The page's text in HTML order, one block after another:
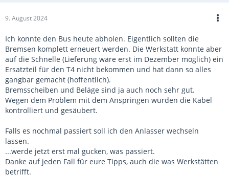
9. August 2024
Ich konnte den Bus heute abholen. Eigentlich sollten die
Bremsen komplett erneuert werden. Die Werkstatt konnte aber
auf die Schnelle (Lieferung wäre erst im Dezember möglich) ein
Ersatzteil für den T4 nicht bekommen und hat dann so alles
gangbar gemacht (hoffentlich).
Bremsscheiben und Beläge sind ja auch noch sehr gut.
Wegen dem Problem mit dem Anspringen wurden die Kabel
kontrolliert und gesäubert.
Falls es nochmal passiert soll ich den Anlasser wechseln
lassen.
...werde jetzt erst mal gucken, was passiert.
Danke auf jeden Fall für eure Tipps, auch die was Werkstätten
betrifft.